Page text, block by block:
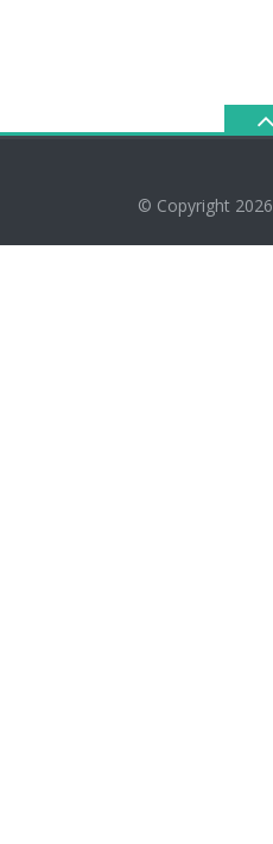
© Copyright 2026